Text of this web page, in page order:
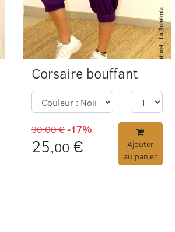
Corsaire bouffant
30,00 €-17%
25,00 €
Ajouter
au panier